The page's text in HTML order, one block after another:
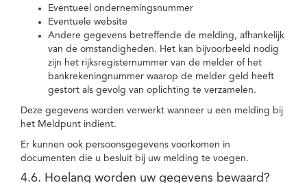
Eventueel ondernemingsnummer
Eventuele website
Andere gegevens betreffende de melding, afhankelijk
van de omstandigheden. Het kan bijvoorbeeld nodig
zijn het rijksregisternummer van de melder of het
bankrekeningnummer waarop de melder geld heeft
gestort als gevolg van oplichting te verzamelen.
Deze gegevens worden verwerkt wanneer u een melding bij
het Meldpunt indient.
Er kunnen ook persoonsgegevens voorkomen in
documenten die u besluit bij uw melding te voegen.
4.6. Hoelang worden uw gegevens bewaard?